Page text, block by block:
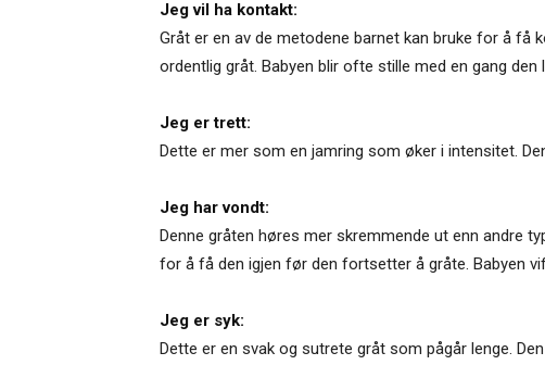
Jeg vil ha kontakt:
Gråt er en av de metodene barnet kan bruke for å få
ordentlig gråt. Babyen blir ofte stille med en gang den
Jeg er trett:
Dette er mer som en jamring som øker i intensitet.
Jeg har vondt:
Denne gråten høres mer skremmende ut enn andre
for å få den igjen før den fortsetter å gråte. Babyen
Jeg er syk:
Dette er en svak og sutrete gråt som pågår lenge.